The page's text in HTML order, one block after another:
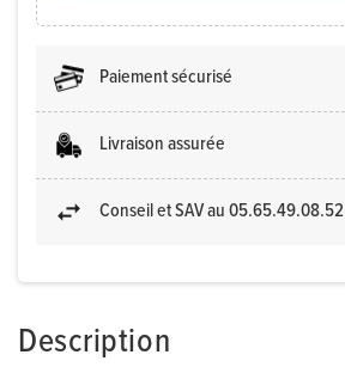
Paiement sécurisé
Livraison assurée
Conseil et SAV au 05.65.49.08.52
Description